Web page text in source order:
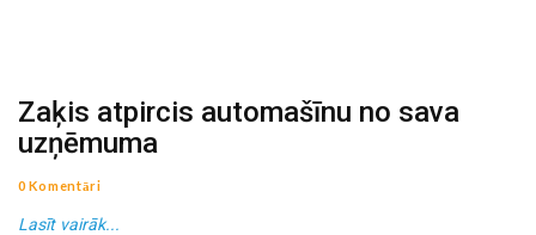
Zaķis atpircis automašīnu no sava
uzņēmuma
0 Komentāri
Lasīt vairāk...